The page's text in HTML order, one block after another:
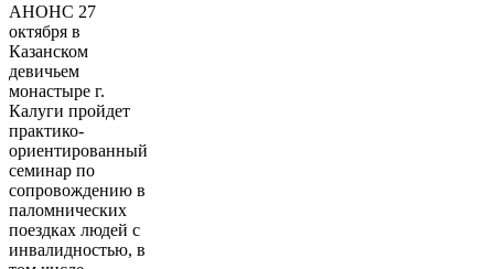
АНОНС 27
октября в
Казанском
девичьем
монастыре г.
Калуги пройдет
практико-
ориентированный
семинар по
сопровождению в
паломнических
поездках людей с
инвалидностью, в